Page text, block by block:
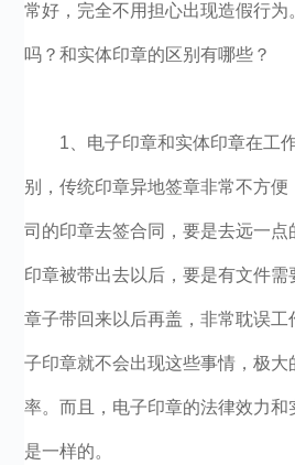
常好，完全不用担心出现造假行为
吗？和实体印章的区别有哪些？
1、电子印章和实体印章在工
别，传统印章异地签章非常不方
司的印章去签合同，要是去远一点
印章被带出去以后，要是有文件需
章子带回来以后再盖，非常耽误
子印章就不会出现这些事情，极大
率。而且，电子印章的法律效力
是一样的。